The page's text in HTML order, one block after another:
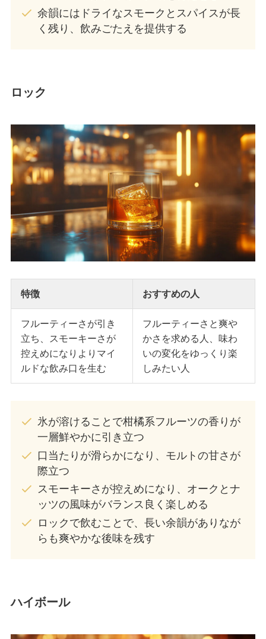
余韻にはドライなスモークとスパイスが長
く残り、飲みごたえを提供する
ロック
特徴 おすすめの人
フルーティーさが引き
立ち、スモーキーさが
控えめになりよりマイ
ルドな飲み口を生む
フルーティーさと爽や
かさを求める人、味わ
いの変化をゆっくり楽
しみたい人
氷が溶けることで柑橘系フルーツの香りが
一層鮮やかに引き立つ
口当たりが滑らかになり、モルトの甘さが
際立つ
スモーキーさが控えめになり、オークとナ
ッツの風味がバランス良く楽しめる
ロックで飲むことで、長い余韻がありなが
らも爽やかな後味を残す
ハイボール